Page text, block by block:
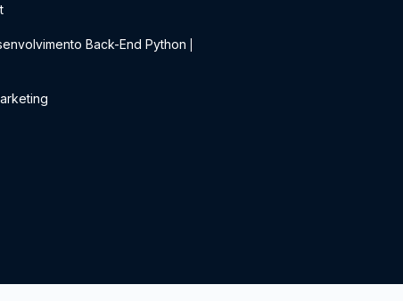
Back-End Python